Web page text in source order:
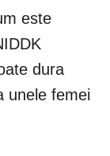
este
dura
unele femei